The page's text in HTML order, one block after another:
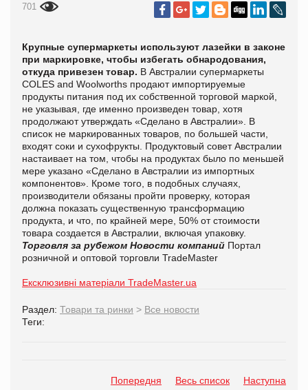
701
Крупные супермаркеты используют лазейки в законе
при маркировке, чтобы избегать обнародования,
откуда привезен товар. В Австралии супермаркеты
COLES and Woolworths продают импортируемые
продукты питания под их собственной торговой маркой,
не указывая, где именно произведен товар, хотя
продолжают утверждать «Сделано в Австралии». В
список не маркированных товаров, по большей части,
входят соки и сухофрукты. Продуктовый совет Австралии
настаивает на том, чтобы на продуктах было по меньшей
мере указано «Сделано в Австралии из импортных
компонентов». Кроме того, в подобных случаях,
производители обязаны пройти проверку, которая
должна показать существенную трансформацию
продукта, и что, по крайней мере, 50% от стоимости
товара создается в Австралии, включая упаковку.
Торговля за рубежом Новости компаний Портал
розничной и оптовой торговли TradeMaster
Ексклюзивні матеріали TradeMaster.ua
Раздел: Товари та ринки > Все новости
Теги:
Попередня Весь список Наступна